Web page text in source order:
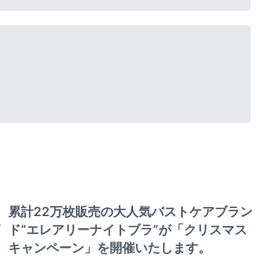
累計22万枚販売の大人気バストケアブラン
ド“エレアリーナイトブラ”が「クリスマス
キャンペーン」を開催いたします。